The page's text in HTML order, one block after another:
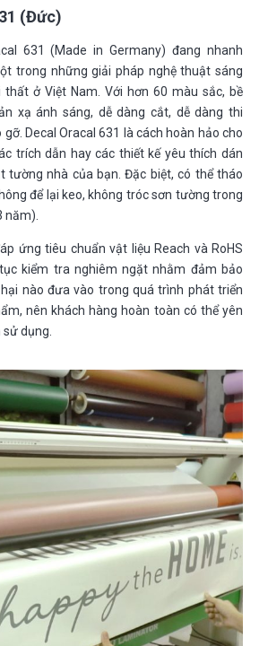
(Đức)
631 (Made in Germany) đang nhanh
trong những giải pháp nghệ thuật sáng
ở Việt Nam. Với hơn 60 màu sắc, bề
xạ ánh sáng, dễ dàng cắt, dễ dàng thi
Decal Oracal 631 là cách hoàn hảo cho
trích dẫn hay các thiết kế yêu thích dán
tường nhà của bạn. Đặc biệt, có thể tháo
để lại keo, không tróc sơn tường trong
năm).
ứng tiêu chuẩn vật liệu Reach và RoHS
kiểm tra nghiêm ngặt nhằm đảm bảo
nào đưa vào trong quá trình phát triển
nên khách hàng hoàn toàn có thể yên
dụng.